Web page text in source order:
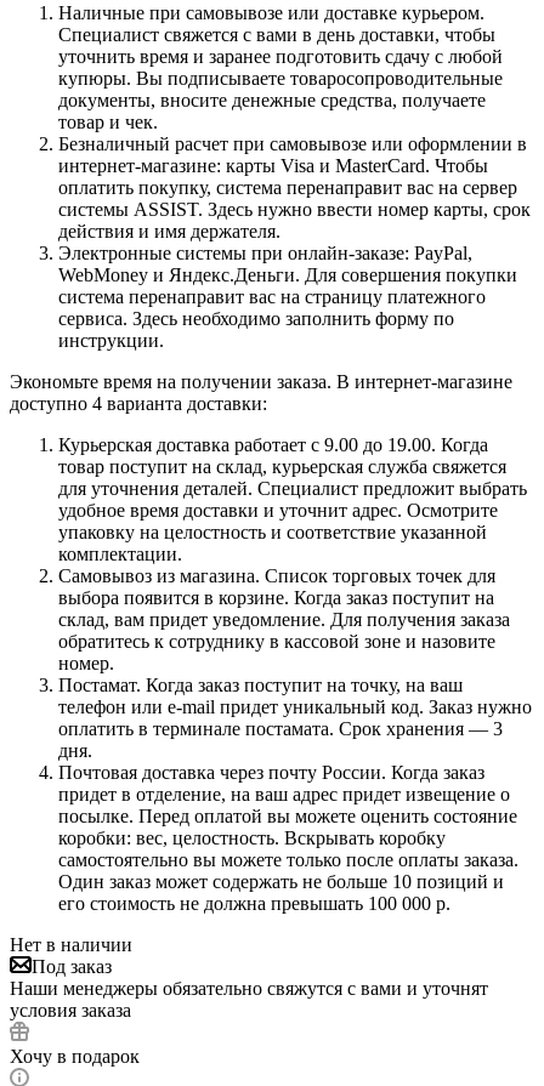
Наличные при самовывозе или доставке курьером.
Специалист свяжется с вами в день доставки, чтобы
уточнить время и заранее подготовить сдачу с любой
купюры. Вы подписываете товаросопроводительные
документы, вносите денежные средства, получаете
товар и чек.
Безналичный расчет при самовывозе или оформлении в
интернет-магазине: карты Visa и MasterCard. Чтобы
оплатить покупку, система перенаправит вас на сервер
системы ASSIST. Здесь нужно ввести номер карты, срок
действия и имя держателя.
Электронные системы при онлайн-заказе: PayPal,
WebMoney и Яндекс.Деньги. Для совершения покупки
система перенаправит вас на страницу платежного
сервиса. Здесь необходимо заполнить форму по
инструкции.
Экономьте время на получении заказа. В интернет-магазине
доступно 4 варианта доставки:
Курьерская доставка работает с 9.00 до 19.00. Когда
товар поступит на склад, курьерская служба свяжется
для уточнения деталей. Специалист предложит выбрать
удобное время доставки и уточнит адрес. Осмотрите
упаковку на целостность и соответствие указанной
комплектации.
Самовывоз из магазина. Список торговых точек для
выбора появится в корзине. Когда заказ поступит на
склад, вам придет уведомление. Для получения заказа
обратитесь к сотруднику в кассовой зоне и назовите
номер.
Постамат. Когда заказ поступит на точку, на ваш
телефон или e-mail придет уникальный код. Заказ нужно
оплатить в терминале постамата. Срок хранения — 3
дня.
Почтовая доставка через почту России. Когда заказ
придет в отделение, на ваш адрес придет извещение о
посылке. Перед оплатой вы можете оценить состояние
коробки: вес, целостность. Вскрывать коробку
самостоятельно вы можете только после оплаты заказа.
Один заказ может содержать не больше 10 позиций и
его стоимость не должна превышать 100 000 р.
Нет в наличии
Под заказ
Наши менеджеры обязательно свяжутся с вами и уточнят
условия заказа
Хочу в подарок